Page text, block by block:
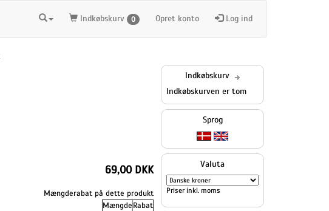
Indkøbskurv 0 Opret konto Log ind
69,00 DKK
Mængderabat på dette produkt
MængdeRabat
Indkøbskurv
Indkøbskurven er tom
Sprog
Valuta
Priser inkl. moms